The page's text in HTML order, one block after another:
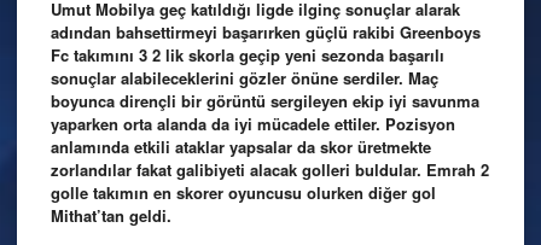
Umut Mobilya geç katıldığı ligde ilginç sonuçlar alarak
adından bahsettirmeyi başarırken güçlü rakibi Greenboys
Fc takımını 3 2 lik skorla geçip yeni sezonda başarılı
sonuçlar alabileceklerini gözler önüne serdiler. Maç
boyunca dirençli bir görüntü sergileyen ekip iyi savunma
yaparken orta alanda da iyi mücadele ettiler. Pozisyon
anlamında etkili ataklar yapsalar da skor üretmekte
zorlandılar fakat galibiyeti alacak golleri buldular. Emrah 2
golle takımın en skorer oyuncusu olurken diğer gol
Mithat’tan geldi.